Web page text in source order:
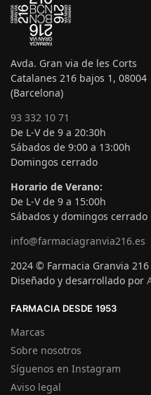
Avda. Gran via de les Corts
Catalanes 216 bajos 1, 08004
(Barcelona)
93 332 10 71
De L-V de 9 a 20:30h
Sábados de 9:00 a 13:00h
Domingos cerrado
Horario de Verano:
De L-V de 9 a 15:00h
Sábados y domingos cerrado
info@farmaciagranvia216.es
2024 © Farmacia Granvia 216
Diseñado y desarrollado por
FARMACIA DESDE 1953
Marcas
Sobre nosotros
Síguenos en Instagram
Aviso legal